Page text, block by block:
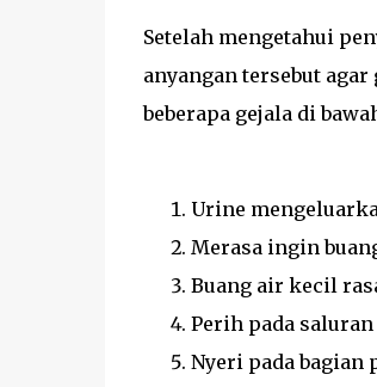
Setelah mengetahui
anyangan tersebut
beberapa gejala di
Urine
Merasa ingin
Buang air kecil
Perih pada
Nyeri pada bagian